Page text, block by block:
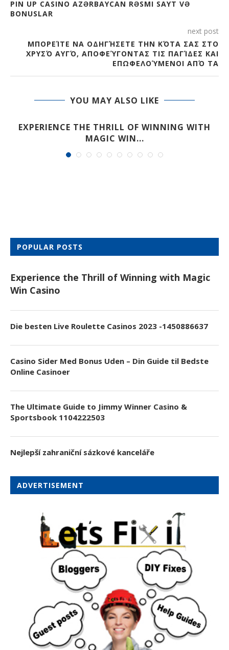
PIN UP CASINO AZƏRBAYCAN RƏSMI SAYT VƏ
BONUSLAR
next post
ΜΠΟΡΕΊΤΕ ΝΑ ΟΔΗΓΉΣΕΤΕ ΤΗΝ ΚΌΤΑ ΣΑΣ ΣΤΟ
ΧΡΥΣΌ ΑΥΓΌ, ΑΠΟΦΕΎΓΟΝΤΑΣ ΤΙΣ ΠΑΓΊΔΕΣ ΚΑΙ
ΕΠΩΦΕΛΟΎΜΕΝΟΙ ΑΠΌ ΤΑ
YOU MAY ALSO LIKE
EXPERIENCE THE THRILL OF WINNING WITH
MAGIC WIN...
POPULAR POSTS
Experience the Thrill of Winning with Magic
Win Casino
Die besten Live Roulette Casinos 2023 -1450886637
Casino Sider Med Bonus Uden – Din Guide til Bedste
Online Casinoer
The Ultimate Guide to Jimmy Winner Casino &
Sportsbook 1104222503
Nejlepší zahraniční sázkové kanceláře
ADVERTISEMENT